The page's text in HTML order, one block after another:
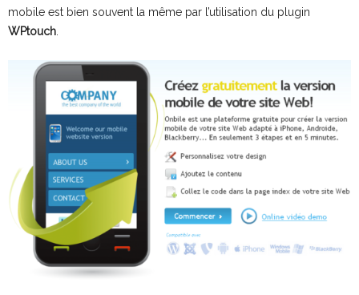
mobile est bien souvent la même par l’utilisation du plugin
WPtouch